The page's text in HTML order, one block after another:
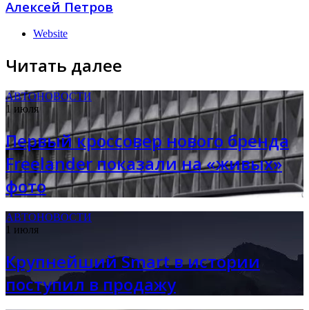
Алексей Петров
Website
Читать далее
АВТОНОВОСТИ
1 июля
Первый кроссовер нового бренда
Freelander показали на «живых»
фото
АВТОНОВОСТИ
1 июля
Крупнейший Smart в истории
поступил в продажу